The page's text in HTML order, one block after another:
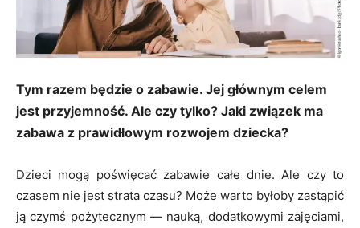
Tym razem będzie o zabawie. Jej głównym celem
jest przyjemność. Ale czy tylko? Jaki związek ma
zabawa z prawidłowym rozwojem dziecka?
Dzieci mogą poświęcać zabawie całe dnie. Ale czy to
czasem nie jest strata czasu? Może warto byłoby zastąpić
ją czymś pożytecznym — nauką, dodatkowymi zajęciami,